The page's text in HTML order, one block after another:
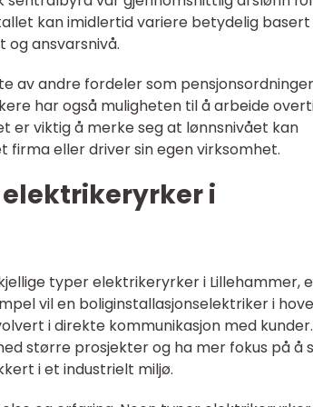
kan imidlertid variere betydelig
og ansvarsnivå.
av andre fordeler som
har også muligheten til å arbeide
er viktig å merke seg at lønnsnivået kan
eller driver sin egen virksomhet.
i
typer elektrikeryrker i Lillehammer,
vil en boliginstallasjonselektriker i
i direkte kommunikasjon med
større prosjekter og ha mer fokus på å
i et industrielt miljø.